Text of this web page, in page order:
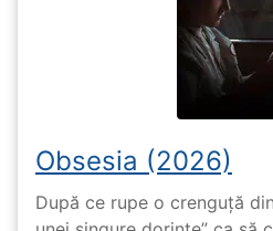
Obsesia (2026)
După ce rupe o crenguță